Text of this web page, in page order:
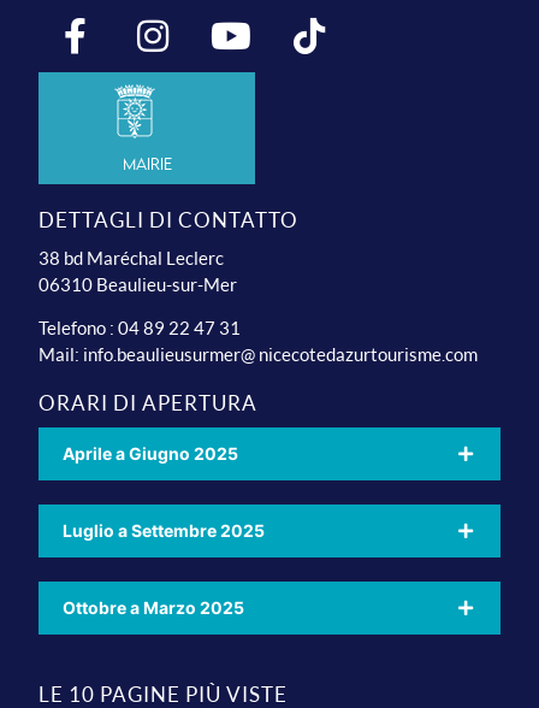
Mairie
DETTAGLI DI CONTATTO
38 bd Maréchal Leclerc
06310 Beaulieu-sur-Mer
Telefono : 04 89 22 47 31
Mail: info.beaulieusurmer@ nicecotedazurtourisme.com
ORARI DI APERTURA
Aprile a Giugno 2025
Luglio a Settembre 2025
Ottobre a Marzo 2025
LE 10 PAGINE PIÙ VISTE